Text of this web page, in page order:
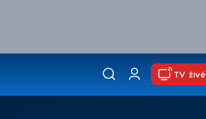
TV živě